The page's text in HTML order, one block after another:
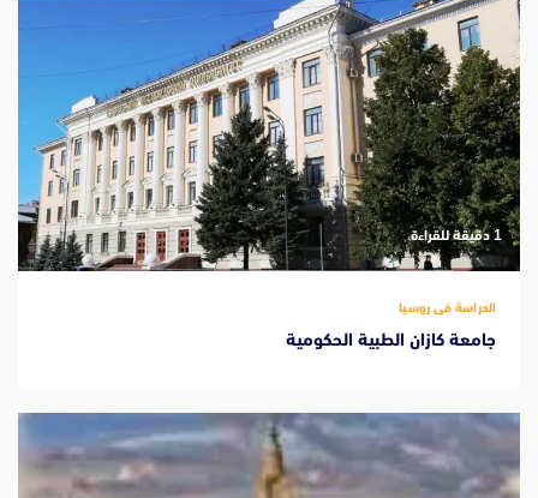
‫1 دقيقة للقراءة
الدراسة فى روسيا
جامعة كازان الطبية الحكومية